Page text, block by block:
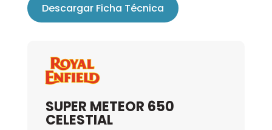
Descargar Ficha Técnica
SUPER METEOR 650
CELESTIAL